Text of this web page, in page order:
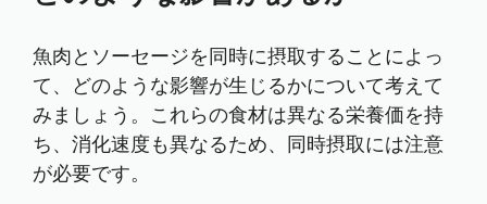
魚肉とソーセージを同時に摂取することによっ
て、どのような影響が生じるかについて考えて
みましょう。これらの食材は異なる栄養価を持
ち、消化速度も異なるため、同時摂取には注意
が必要です。